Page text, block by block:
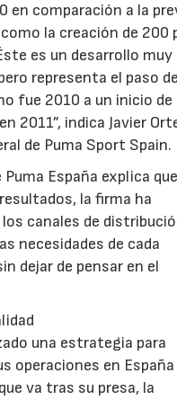
en comparación a la
la creación de 200
es un desarrollo muy
representa el paso
fue 2010 a un inicio de
2011”, indica Javier
de Puma Sport Spain.
España explica
la firma ha
canales de
necesidades de cada
dejar de pensar en el
una estrategia para
operaciones en España
va tras su presa, la